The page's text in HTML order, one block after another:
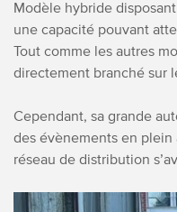
Modèle hybride
une capacité pouvant
Tout comme les autres
directement branché sur
Cependant, sa grande
des évènements en
réseau de distribution